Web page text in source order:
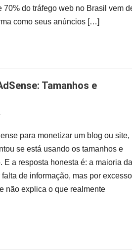
70% do tráfego web no Brasil vem
como seus anúncios […]
para monetizar um blog ou site,
se está usando os tamanhos e
E a resposta honesta é: a maioria
de informação, mas por excesso
não explica o que realmente